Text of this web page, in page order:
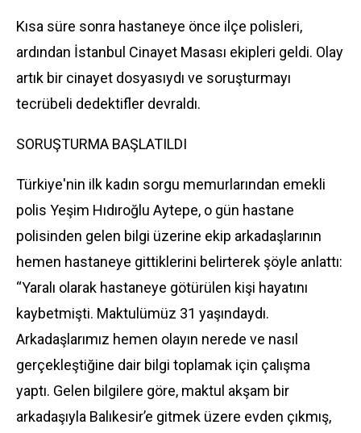
Kısa süre sonra hastaneye önce ilçe polisleri,
ardından İstanbul Cinayet Masası ekipleri geldi. Olay
artık bir cinayet dosyasıydı ve soruşturmayı
tecrübeli dedektifler devraldı.
SORUŞTURMA BAŞLATILDI
Türkiye'nin ilk kadın sorgu memurlarından emekli
polis Yeşim Hıdıroğlu Aytepe, o gün hastane
polisinden gelen bilgi üzerine ekip arkadaşlarının
hemen hastaneye gittiklerini belirterek şöyle anlattı:
“Yaralı olarak hastaneye götürülen kişi hayatını
kaybetmişti. Maktulümüz 31 yaşındaydı.
Arkadaşlarımız hemen olayın nerede ve nasıl
gerçekleştiğine dair bilgi toplamak için çalışma
yaptı. Gelen bilgilere göre, maktul akşam bir
arkadaşıyla Balıkesir’e gitmek üzere evden çıkmış,